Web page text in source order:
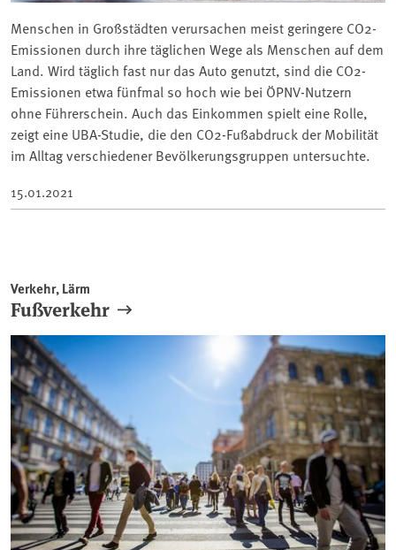
Menschen in Großstädten verursachen meist geringere CO2-
Emissionen durch ihre täglichen Wege als Menschen auf dem
Land. Wird täglich fast nur das Auto genutzt, sind die CO2-
Emissionen etwa fünfmal so hoch wie bei ÖPNV-Nutzern
ohne Führerschein. Auch das Einkommen spielt eine Rolle,
zeigt eine UBA-Studie, die den CO2-Fußabdruck der Mobilität
im Alltag verschiedener Bevölkerungsgruppen untersuchte.
15.01.2021
Verkehr, Lärm
Fußverkehr